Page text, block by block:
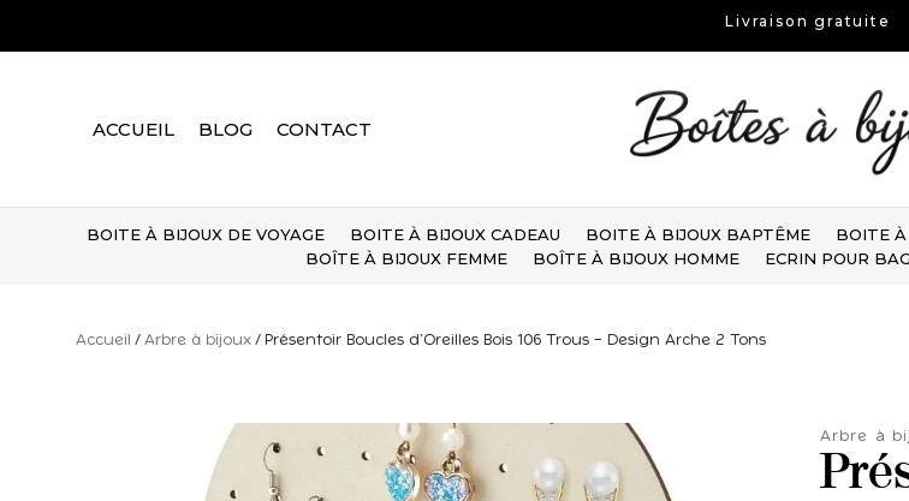
Livraison gratuite
ACCUEIL BLOG CONTACT
BOITE À BIJOUX DE VOYAGE BOITE À BIJOUX CADEAU BOITE À BIJOUX BAPTÊME BOITE
BOÎTE À BIJOUX FEMME
BOÎTE À BIJOUX HOMME ECRIN POUR
Accueil / Arbre à bijoux/ Présentoir Boucles d’Oreilles Bois 106 Trous – Design Arche 2 Tons
Arbre à